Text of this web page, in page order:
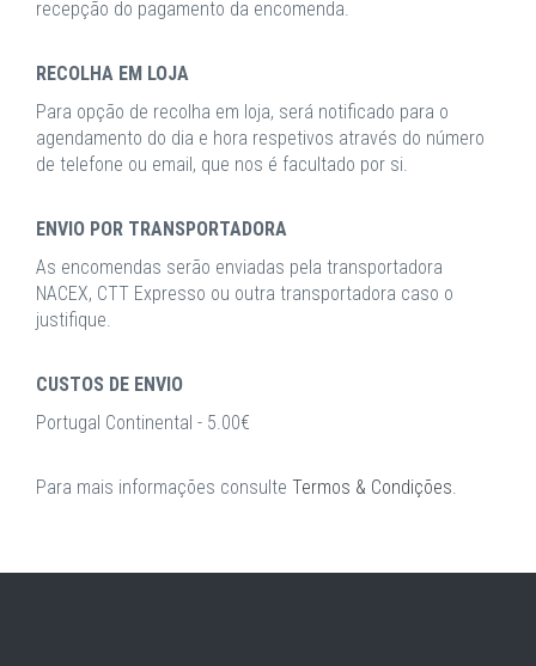
recepção do pagamento da encomenda.
RECOLHA EM LOJA
Para opção de recolha em loja, será notificado para o
agendamento do dia e hora respetivos através do número
de telefone ou email, que nos é facultado por si.
ENVIO POR TRANSPORTADORA
As encomendas serão enviadas pela transportadora
NACEX, CTT Expresso ou outra transportadora caso o
justifique.
CUSTOS DE ENVIO
Portugal Continental - 5.00€
Para mais informações consulte Termos & Condições.